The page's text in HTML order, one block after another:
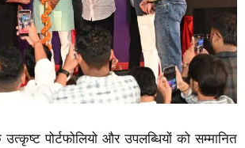
पोर्टफोलियो और उपलब्धियों को सम्मानित